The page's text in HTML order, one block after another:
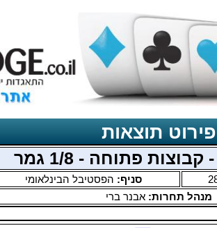
פירוט תוצאות
סניף: הפסטיבל הבינלאומי
מנהל תחרות:אבנר ברי